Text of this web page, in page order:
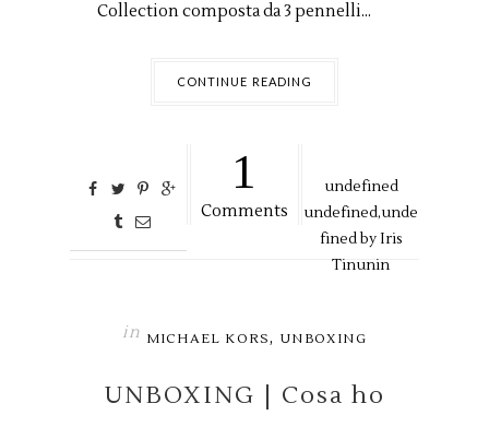
Collection composta da 3 pennelli...
CONTINUE READING
1
Comments
undefined
undefined,unde
fined byIris
Tinunin
in MICHAEL KORS, UNBOXING
UNBOXING | Cosa ho